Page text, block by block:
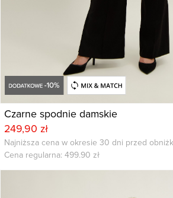
Czarne spodnie damskie
249,90 zł
Najniższa cena w okresie 30 dni przed
Cena regularna: 499.90 zł